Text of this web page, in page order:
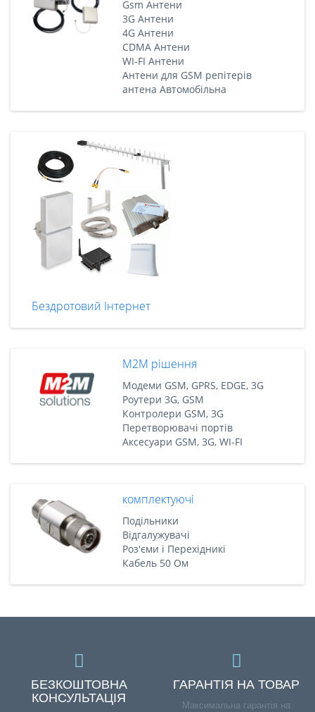
Gsm Антени
3G Антени
4G Антени
CDMA Антени
WI-FI Антени
Антени для GSM репітерів
антена Автомобільна
Бездротовий Інтернет
M2M рішення
Модеми GSM, GPRS, EDGE, 3G
Роутери 3G, GSM
Контролери GSM, 3G
Перетворювачі портів
Аксесуари GSM, 3G, WI-FI
комплектуючі
Подільники
Відгалужувачі
Роз'єми і Перехідникі
Кабель 50 Ом
БЕЗКОШТОВНА
КОНСУЛЬТАЦІЯ
ГАРАНТІЯ НА ТОВАР
Максимальна гарантія на